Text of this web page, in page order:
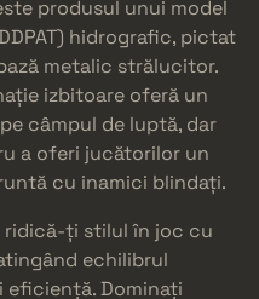
produsul unui model
hidrografic, pictat
metalic strălucitor.
izbitoare oferă un
câmpul de luptă, dar
a oferi jucătorilor un
cu inamici blindați.
ridică-ți stilul în joc cu
atingând echilibrul
Dominați